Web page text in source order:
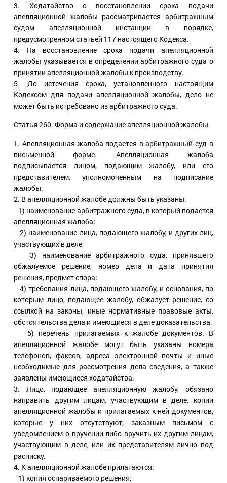
3. Ходатайство о восстановлении срока подачи
апелляционной жалобы рассматривается арбитражным
судом апелляционной инстанции в порядке,
предусмотренном статьей 117 настоящего Кодекса.
4. На восстановление срока подачи апелляционной
жалобы указывается в определении арбитражного суда о
принятии апелляционной жалобы к производству.
5. До истечения срока, установленного настоящим
Кодексом для подачи апелляционной жалобы, дело не
может быть истребовано из арбитражного суда.
Статья 260. Форма и содержание апелляционной жалобы
1. Апелляционная жалоба подается в арбитражный суд в
письменной форме. Апелляционная жалоба
подписывается лицом, подающим жалобу, или его
представителем, уполномоченным на подписание
жалобы.
2. В апелляционной жалобе должны быть указаны:
1) наименование арбитражного суда, в который подается
апелляционная жалоба;
2) наименование лица, подающего жалобу, и других лиц,
участвующих в деле;
3) наименование арбитражного суда, принявшего
обжалуемое решение, номер дела и дата принятия
решения, предмет спора;
4) требования лица, подающего жалобу, и основания, по
которым лицо, подающее жалобу, обжалует решение, со
ссылкой на законы, иные нормативные правовые акты,
обстоятельства дела и имеющиеся в деле доказательства;
5) перечень прилагаемых к жалобе документов. В
апелляционной жалобе могут быть указаны номера
телефонов, факсов, адреса электронной почты и иные
необходимые для рассмотрения дела сведения, а также
заявлены имеющиеся ходатайства.
3. Лицо, подающее апелляционную жалобу, обязано
направить другим лицам, участвующим в деле, копии
апелляционной жалобы и прилагаемых к ней документов,
которые у них отсутствуют, заказным письмом с
уведомлением о вручении либо вручить их другим лицам,
участвующим в деле, или их представителям лично под
расписку.
4. К апелляционной жалобе прилагаются:
1) копия оспариваемого решения;